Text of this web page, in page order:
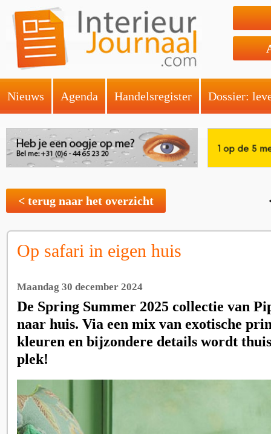
Nieuws Agenda Handelsregister Dossier:
< terug naar het overzicht
Op safari in eigen huis
Maandag 30 december 2024
De Spring Summer 2025 collectie van
naar huis. Via een mix van exotische
kleuren en bijzondere details wordt
plek!